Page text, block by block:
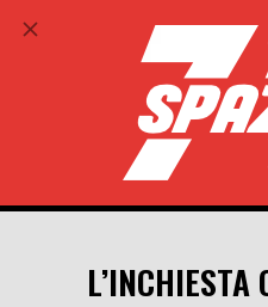
ABBONATI
L’INCHIESTA